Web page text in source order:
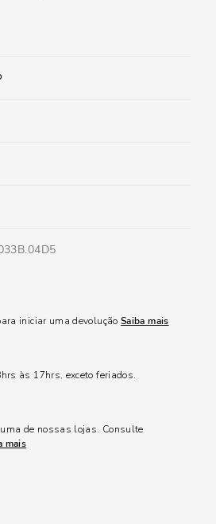
iniciar uma devolução Saiba mais
às 17hrs, exceto feriados.
de nossas lojas. Consulte
mais